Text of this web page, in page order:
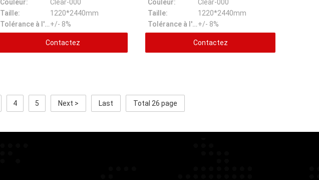
Couleur:
Clear-000
Taille:
1220*2440mm
Tolérance à l'épaisseur:+/- 8%
Contactez
Couleur:
Clear-000
Taille:
1220*2440mm
Tolérance à l'épaisseur:+/- 8%
Contactez
4 5 Next > Last Total 26 page